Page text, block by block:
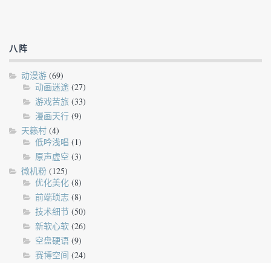
八阵
动漫游 (69)
动画迷途 (27)
游戏苦旅 (33)
漫画天行 (9)
天籁村 (4)
低吟浅唱 (1)
原声虚空 (3)
微机粉 (125)
优化美化 (8)
前端琐志 (8)
技术细节 (50)
新软心软 (26)
空盘硬语 (9)
赛博空间 (24)